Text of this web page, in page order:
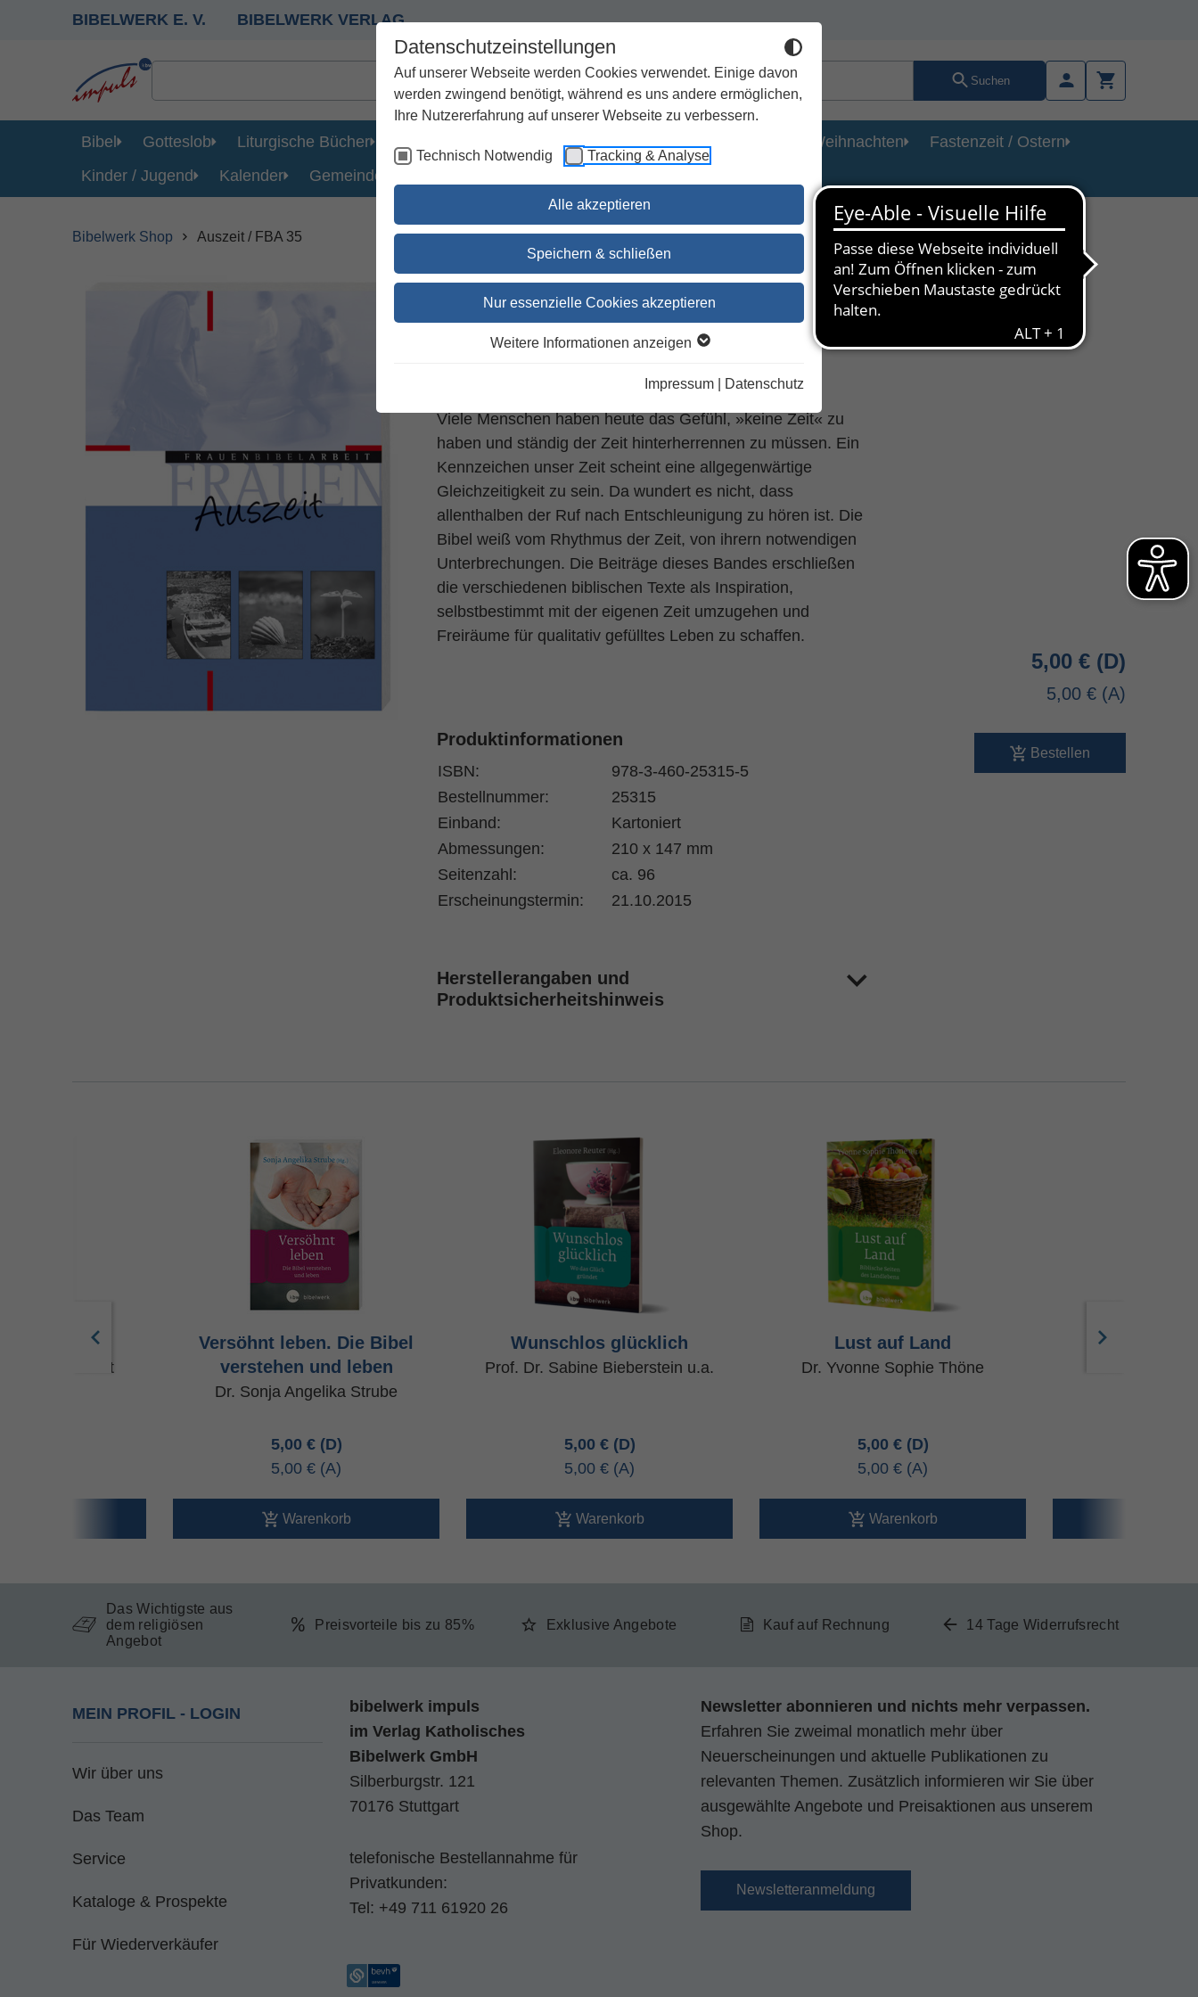
Datenschutzeinstellungen
Auf unserer Webseite werden Cookies verwendet. Einige davon
werden zwingend benötigt, während es uns andere ermöglichen,
Ihre Nutzererfahrung auf unserer Webseite zu verbessern.
Technisch Notwendig Tracking & Analyse
Alle akzeptieren
Speichern & schließen
Nur essenzielle Cookies akzeptieren
Weitere Informationen anzeigen
Impressum Datenschutz
BIBELWERK E. V. BIBELWERK VERLAG
Suchen
Bibel Gotteslob Liturgische Bücher Geschenke Kirchenjahr / Lebensweg Weihnachten
Fastenzeit / Ostern
Kinder / Jugend
Kalender Gemeinde
Bibelwerk Shop Auszeit / FBA 35
Auszeit / FBA 35
Prof. Dr. Sabine Bieberstein(Herausgeber:in)
lieferbar innerhalb 1-4 Werktagen
Viele Menschen haben heute das Gefühl, »keine Zeit« zu
haben und ständig der Zeit hinterherrennen zu müssen. Ein
Kennzeichen unser Zeit scheint eine allgegenwärtige
Gleichzeitigkeit zu sein. Da wundert es nicht, dass
allenthalben der Ruf nach Entschleunigung zu hören ist. Die
Bibel weiß vom Rhythmus der Zeit, von ihrern notwendigen
Unterbrechungen. Die Beiträge dieses Bandes erschließen
die verschiedenen biblischen Texte als Inspiration,
selbstbestimmt mit der eigenen Zeit umzugehen und
Freiräume für qualitativ gefülltes Leben zu schaffen.
5,00 €
5,00 €
Bestellen
Produktinformationen
ISBN:
978-3-460-25315-5
Bestellnummer:
25315
Einband:
Kartoniert
Abmessungen:
210 x 147 mm
Seitenzahl:
ca. 96
Erscheinungstermin:
21.10.2015
Herstellerangaben und
Produktsicherheitshinweis
Bibel
Hecht
Versöhnt leben. Die Bibel
verstehen und leben
Dr. Sonja Angelika Strube
5,00 €
5,00 €
Warenkorb
Wunschlos glücklich
Prof. Dr. Sabine Bieberstein u.a.
5,00 €
5,00 €
Warenkorb
Lust auf Land
Dr. Yvonne Sophie Thöne
5,00 €
5,00 €
Warenkorb
Das Wichtigste aus
dem religiösen
Angebot
Preisvorteile bis zu 85% Exklusive Angebote Kauf auf Rechnung 14 Tage Widerrufsrecht
MEIN PROFIL - LOGIN
Wir über uns
Das Team
Service
Kataloge & Prospekte
Für Wiederverkäufer
bibelwerk impuls
im Verlag Katholisches
Bibelwerk GmbH
Silberburgstr. 121
70176 Stuttgart
telefonische Bestellannahme für
Privatkunden:
Tel: +49 711 61920 26
Newsletter abonnieren und nichts mehr verpassen.
Erfahren Sie zweimal monatlich mehr über
Neuerscheinungen und aktuelle Publikationen zu
relevanten Themen. Zusätzlich informieren wir Sie über
ausgewählte Angebote und Preisaktionen aus unserem
Shop.
Newsletteranmeldung